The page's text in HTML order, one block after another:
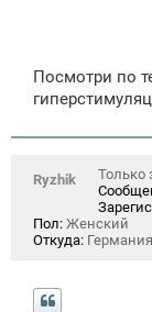
Посмотри по
Ryzhik
Только
Пол: Женский
Откуда: Германия